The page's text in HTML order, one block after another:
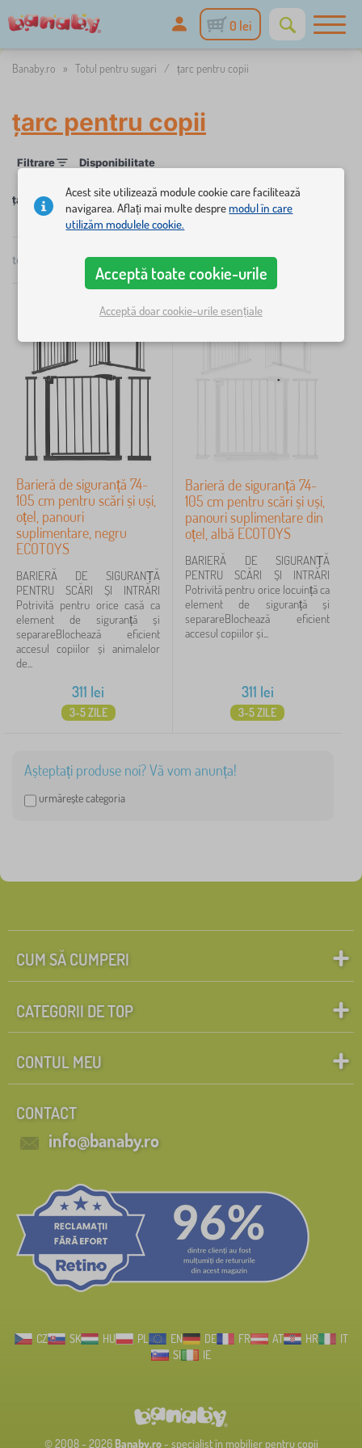
0 lei
Banaby.ro » Totul pentru sugari / țarc pentru copii
țarc pentru copii
Filtrare Disponibilitate
FILTRARE ×
Disponibilitate
Anulează FILTRARE
țarc pentru copii
total produse
popularitate
Barieră de siguranță 74-
105 cm pentru scări și uși,
oțel, panouri
suplimentare, negru
ECOTOYS
BARIERĂ DE SIGURANȚĂ
PENTRU SCĂRI ȘI INTRĂRI
Potrivită pentru orice casă ca
element de siguranță și
separareBlochează eficient
accesul copiilor și animalelor
de...
311 lei
3-5 ZILE
Barieră de siguranță 74-
105 cm pentru scări și uși,
panouri suplimentare din
oțel, albă ECOTOYS
BARIERĂ DE SIGURANȚĂ
PENTRU SCĂRI ȘI INTRĂRI
Potrivită pentru orice locuință ca
element de siguranță și
separareBlochează eficient
accesul copiilor și...
311 lei
3-5 ZILE
Așteptați produse noi? Vă vom anunța!
urmărește categoria
CUM SĂ CUMPERI
CATEGORII DE TOP
CONTUL MEU
CONTACT
info@banaby.ro
CZ SK HU PL EN DE FR AT HR
IT
SI
IE
© 2008 - 2026 Banaby.ro- specialist în mobilier pentru copii
Acest site utilizează module cookie care facilitează
navigarea. Aflați mai multe despremodul în care
utilizăm modulele cookie.
Acceptă toate cookie-urile
Acceptă doar cookie-urile esențiale